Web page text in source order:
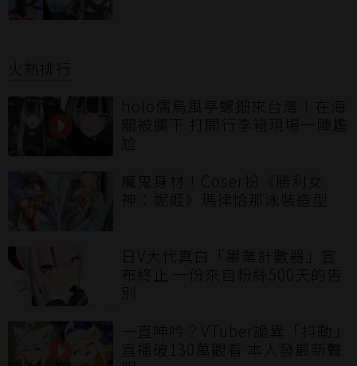
火熱排行
holo儒烏風亭螺鈿來台灣！在海
關被攔下 打開行李箱現場一陣尷
尬
魔鬼身材！Coser扮《勝利女
神：妮姬》瑪律恰那泳裝造型
日V大代真白「畢業計數器」宣
布終止 一份來自粉絲500天的告
別
一直呻吟？VTuber詭異「抖動」
直播破130萬觀看 本人發最新聲